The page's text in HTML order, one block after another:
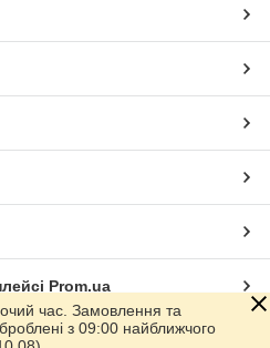
Prom.ua
час. Замовлення та
з 09:00 найближчого